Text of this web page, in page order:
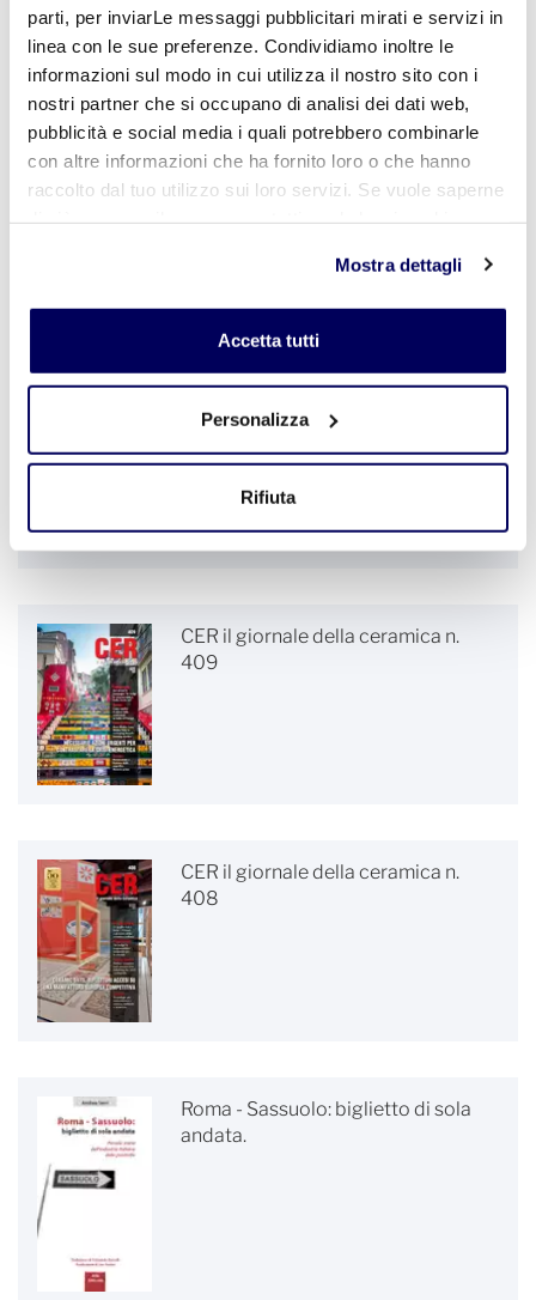
parti, per inviarLe messaggi pubblicitari mirati e servizi in
linea con le sue preferenze. Condividiamo inoltre le
informazioni sul modo in cui utilizza il nostro sito con i
nostri partner che si occupano di analisi dei dati web,
pubblicità e social media i quali potrebbero combinarle
con altre informazioni che ha fornito loro o che hanno
raccolto dal tuo utilizzo sui loro servizi. Se vuole saperne
sul tasto "Accetta tutti". Se non vuole i cookie di
profilazione può negare il consenso sul tasto "Rifiuta".
Mostra dettagli
Accetta tutti
Personalizza
Rifiuta
Environmental Product Declaration
Silice cristallina e ceramica:
gestione e sicurezza
CER il giornale della ceramica n.
409
CER il giornale della ceramica n.
408
Roma - Sassuolo: biglietto di sola
andata.